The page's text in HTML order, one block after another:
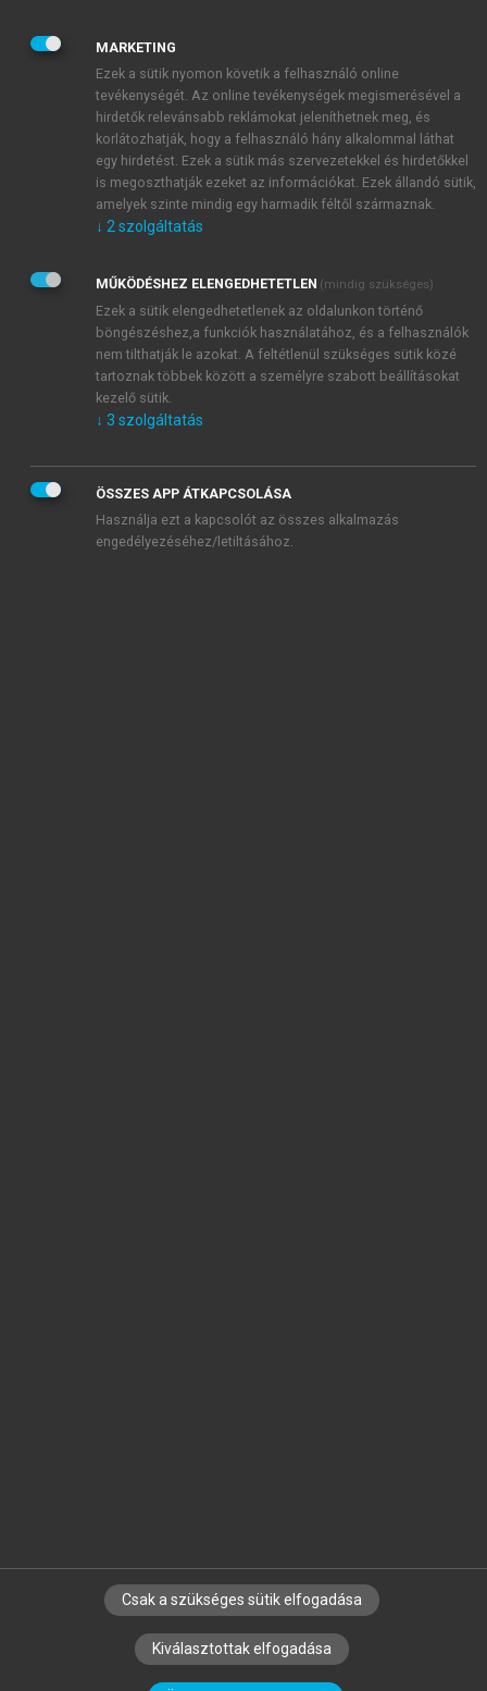
JELSZÓ
JELSZÓ ÚJRA
Kérek értesítést a MeRSZ újdonságairól, akcióiról.
Kérek értesítést az Akadémiai Kiadó Zrt. újdonságairól,
Adatkezelési tájékoztatóbanfoglaltakat tudomásul
veszem és elfogadom.
Általános vásárlási feltételeket, valamint a szotar.netés a
mersz.huoldalak licencszerződéseiben foglaltakat
tudomásul veszem és elfogadom.
KIPRÓBÁLOM
SZERZŐKNEK CÉGEKNEK KÖNYVTÁROSOKNAK
SZERKESZTÉSI ÉS LEKTORÁLÁSI ALAPELVEK
MARKETING
Ezek a sütik nyomon követik a felhasználó online
tevékenységét. Az online tevékenységek megismerésével a
hirdetők relevánsabb reklámokat jeleníthetnek meg, és
korlátozhatják, hogy a felhasználó hány alkalommal láthat
egy hirdetést. Ezek a sütik más szervezetekkel és hirdetőkkel
is megoszthatják ezeket az információkat. Ezek állandó sütik,
amelyek szinte mindig egy harmadik féltől származnak.
↓ 2 szolgáltatás
MŰKÖDÉSHEZ ELENGEDHETETLEN (mindig szükséges)
Ezek a sütik elengedhetetlenek az oldalunkon történő
böngészéshez,a funkciók használatához, és a felhasználók
nem tilthatják le azokat. A feltétlenül szükséges sütik közé
tartoznak többek között a személyre szabott beállításokat
kezelő sütik.
↓ 3 szolgáltatás
ÖSSZES APP ÁTKAPCSOLÁSA
Használja ezt a kapcsolót az összes alkalmazás
engedélyezéséhez/letiltásához.
Csak a szükséges sütik elfogadása
Kiválasztottak elfogadása